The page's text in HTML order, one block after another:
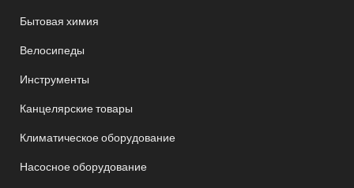
Бытовая химия
Велосипеды
Инструменты
Канцелярские товары
Климатическое оборудование
Насосное оборудование